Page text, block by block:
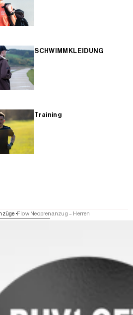
SCHWIMMKLEIDUNG
Training
Flow Neoprenanzug – Herren